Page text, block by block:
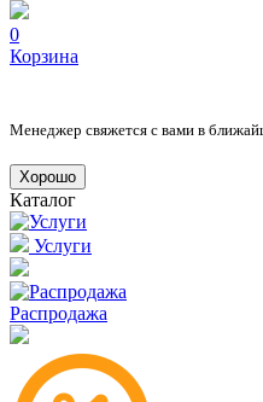
0
Корзина
Менеджер свяжется с вами в
Хорошо
Каталог
Услуги
Распродажа